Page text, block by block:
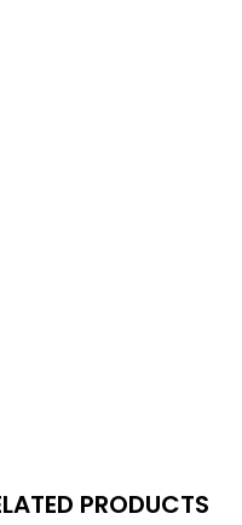
PRODUCTS